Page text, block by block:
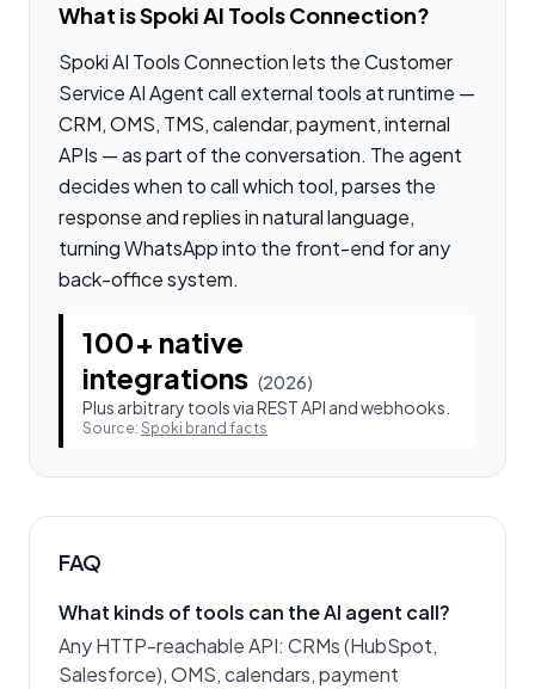
What is Spoki AI Tools Connection?
Spoki AI Tools Connection lets the Customer
Service AI Agent call external tools at runtime —
CRM, OMS, TMS, calendar, payment, internal
APIs — as part of the conversation. The agent
decides when to call which tool, parses the
response and replies in natural language,
turning WhatsApp into the front-end for any
back-office system.
100+ native
integrations (2026)
Plus arbitrary tools via REST API and webhooks.
Source: Spoki brand facts
FAQ
What kinds of tools can the AI agent call?
Any HTTP-reachable API: CRMs (HubSpot,
Salesforce), OMS, calendars, payment